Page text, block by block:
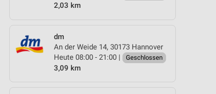
2,03 km
dm
An der Weide 14, 30173 Hannover
Heute 08:00 - 21:00 |
Geschlossen
3,09 km